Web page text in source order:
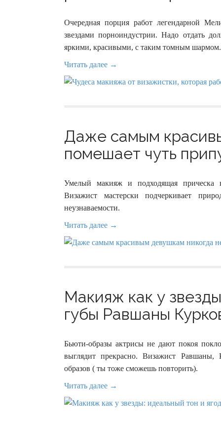
Очередная порция работ легендарной
звездами порноиндустрии. Надо отдать
яркими, красивыми, с таким томным шармом.
Читать далее →
Даже самым
помешает чуть
Умелый макияж и подходящая прическа
Визажист мастерски подчеркивает
неузнаваемости.
Читать далее →
Макияж как у
губы Равшаны
Бьюти-образы актрисы не дают покоя
выглядит прекрасно. Визажист Равшаны,
образов ( ты тоже сможешь повторить).
Читать далее →